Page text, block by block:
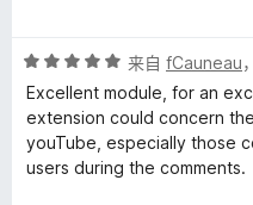
/
5
评
分
5
/
5
来自 fCauneau，
Excellent module, for an
extension could concern
youTube, especially those
users during the comments.